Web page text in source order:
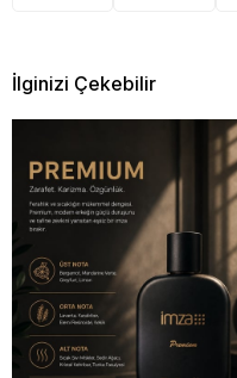
İlginizi Çekebilir